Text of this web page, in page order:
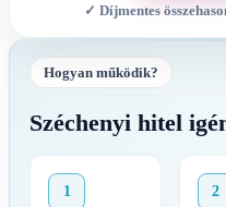
✓ Díjmentes
Hogyan működik?
Széchenyi hitel
1 2